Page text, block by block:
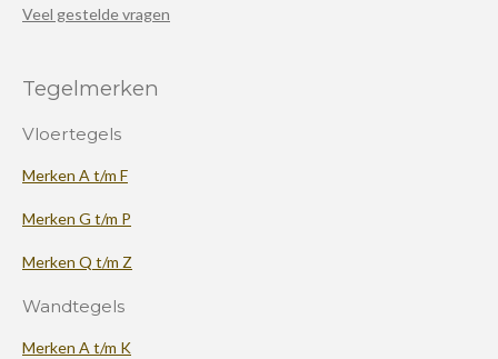
Veel gestelde vragen
Tegelmerken
Vloertegels
Merken A t/m F
Merken G t/m P
Merken Q t/m Z
Wandtegels
Merken A t/m K